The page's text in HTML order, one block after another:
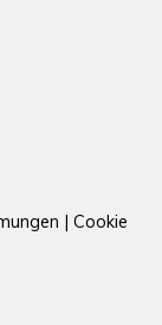
|Cookie